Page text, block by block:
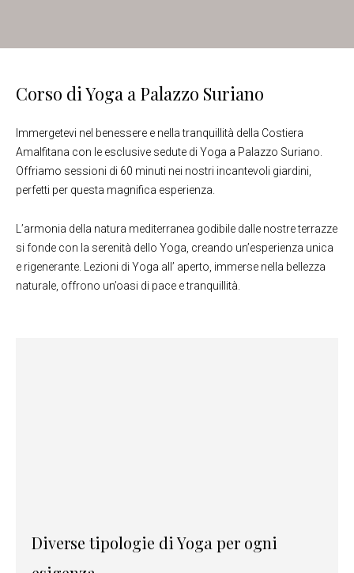
Corso di Yoga a Palazzo Suriano
Immergetevi nel benessere e nella tranquillità della Costiera
Amalfitana con le esclusive sedute di Yoga a Palazzo Suriano.
Offriamo sessioni di 60 minuti nei nostri incantevoli giardini,
perfetti per questa magnifica esperienza.
L’armonia della natura mediterranea godibile dalle nostre terrazze
si fonde con la serenità dello Yoga, creando un’esperienza unica
e rigenerante. Lezioni di Yoga all’ aperto, immerse nella bellezza
naturale, offrono un’oasi di pace e tranquillità.
Diverse tipologie di Yoga per ogni